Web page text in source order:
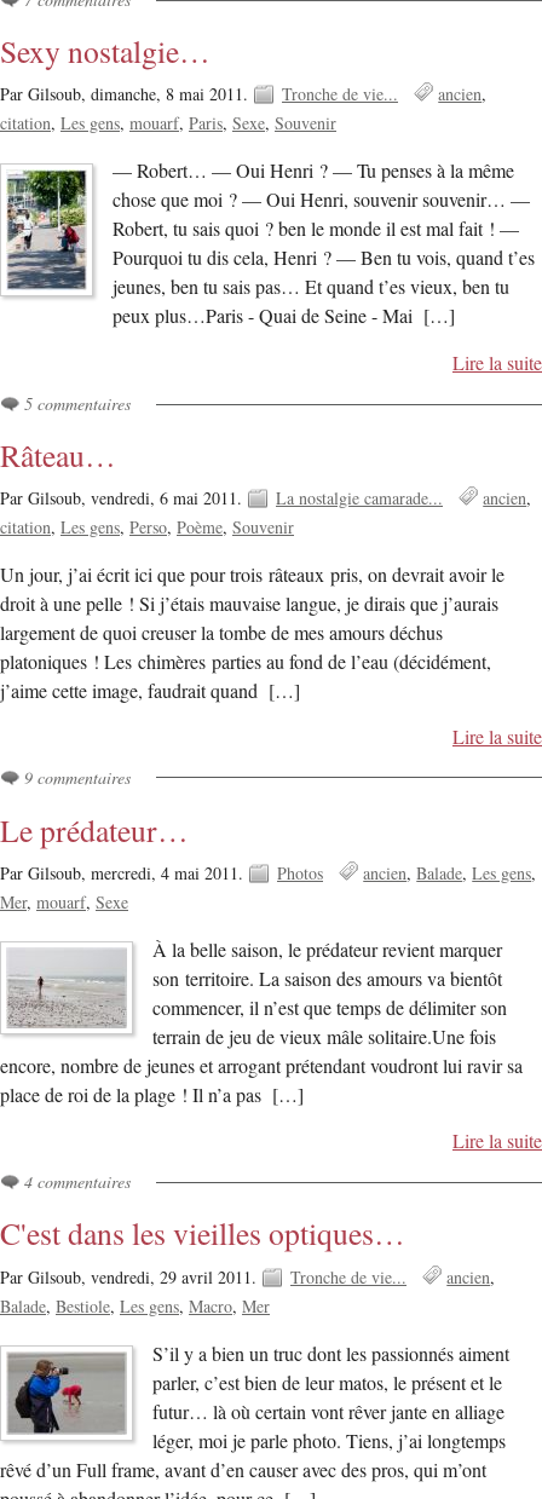
Sexy nostalgie…
Par Gilsoub, dimanche, 8 mai 2011. Tronche de vie...
ancien
citation Les gens mouarf Paris Sexe Souvenir
— Robert… — Oui Henri ? — Tu penses à la même
chose que moi ? — Oui Henri, souvenir souvenir… —
Robert, tu sais quoi ? ben le monde il est mal fait ! —
Pourquoi tu dis cela, Henri ? — Ben tu vois, quand t’es
jeunes, ben tu sais pas… Et quand t’es vieux, ben tu
peux plus…Paris - Quai de Seine - Mai […]
Lire la suite
5 commentaires
Râteau…
Par Gilsoub, vendredi, 6 mai 2011. La nostalgie camarade...
ancien
citation Les gens Perso Poème Souvenir
Un jour, j’ai écrit ici que pour trois râteaux pris, on devrait avoir le
droit à une pelle ! Si j’étais mauvaise langue, je dirais que j’aurais
largement de quoi creuser la tombe de mes amours déchus
platoniques ! Les chimères parties au fond de l’eau (décidément,
j’aime cette image, faudrait quand […]
Lire la suite
9 commentaires
Le prédateur…
Par Gilsoub, mercredi, 4 mai 2011. Photos ancien Balade Les gens
Mer mouarf Sexe
À la belle saison, le prédateur revient marquer
son territoire. La saison des amours va bientôt
commencer, il n’est que temps de délimiter son
terrain de jeu de vieux mâle solitaire.Une fois
encore, nombre de jeunes et arrogant prétendant voudront lui ravir sa
place de roi de la plage ! Il n’a pas […]
Lire la suite
4 commentaires
C'est dans les vieilles optiques…
Par Gilsoub, vendredi, 29 avril 2011. Tronche de vie...
ancien
Balade Bestiole Les gens Macro Mer
S’il y a bien un truc dont les passionnés aiment
parler, c’est bien de leur matos, le présent et le
futur… là où certain vont rêver jante en alliage
léger, moi je parle photo. Tiens, j’ai longtemps
rêvé d’un Full frame, avant d’en causer avec des pros, qui m’ont